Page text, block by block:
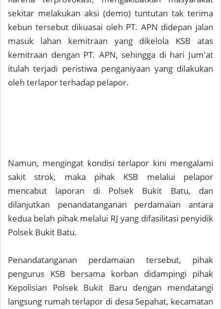
sekitar melakukan aksi (demo) tuntutan tak terima
kebun tersebut dikuasai oleh PT. APN didepan jalan
masuk lahan kemitraan yang dikelola KSB atas
kemitraan dengan PT. APN, sehingga di hari Jum'at
itulah terjadi peristiwa penganiyaan yang dilakukan
oleh terlapor terhadap pelapor.
Namun, mengingat kondisi terlapor kini mengalami
sakit strok, maka pihak KSB melalui pelapor
mencabut laporan di Polsek Bukit Batu, dan
dilanjutkan penandatanganan perdamaian antara
kedua belah pihak melalui RJ yang difasilitasi penyidik
Polsek Bukit Batu.
Penandatanganan perdamaian tersebut, pihak
pengurus KSB bersama korban didampingi pihak
Kepolisian Polsek Bukit Baru dengan mendatangi
langsung rumah terlapor di desa Sepahat, kecamatan